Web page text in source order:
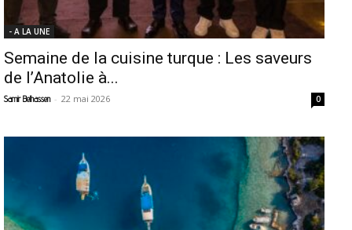
- A LA UNE
Semaine de la cuisine turque : Les saveurs
de l’Anatolie à...
Samir Belhassen - 22 mai 2026 0